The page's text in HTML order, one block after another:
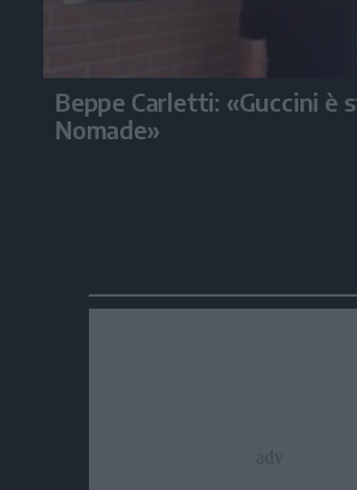
Beppe Carletti: «Guccini è
Nomade»